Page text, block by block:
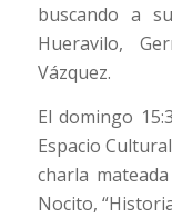
buscando a
Hueravilo,
Vázquez.
El domingo
Espacio
charla
Nocito,